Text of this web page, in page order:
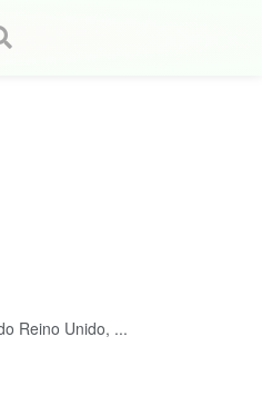
Reino Unido, ...